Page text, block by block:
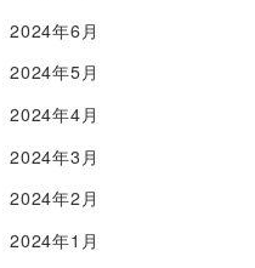
2024年6月
2024年5月
2024年4月
2024年3月
2024年2月
2024年1月